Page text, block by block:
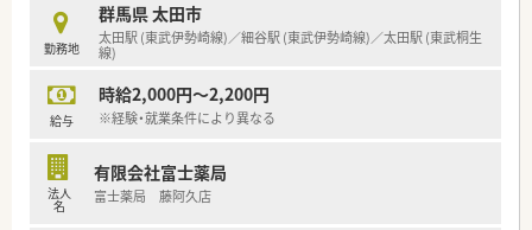
勤務地
群馬県 太田市
太田駅 (東武伊勢崎線)／細谷駅 (東武伊勢崎線)／太田駅 (東武桐生
線)
給与
時給2,000円～2,200円
※経験・就業条件により異なる
法人
名
有限会社富士薬局
富士薬局 藤阿久店